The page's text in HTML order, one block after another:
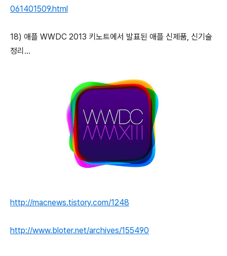
061401509.html
18) 애플 WWDC 2013 키노트에서 발표된 애플 신제품, 신기술
정리...
http://macnews.tistory.com/1248
http://www.bloter.net/archives/155490